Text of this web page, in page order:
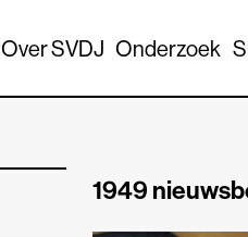
Over SVDJ Onderzoek
1949